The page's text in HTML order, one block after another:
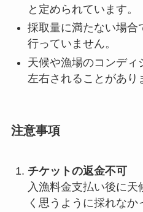
と定められています。
採取量に満たない場合
行っていません。
天候や漁場のコンディ
左右されることがあり
注意事項
チケットの返金不可
入漁料金支払い後に
く思うように採れなか